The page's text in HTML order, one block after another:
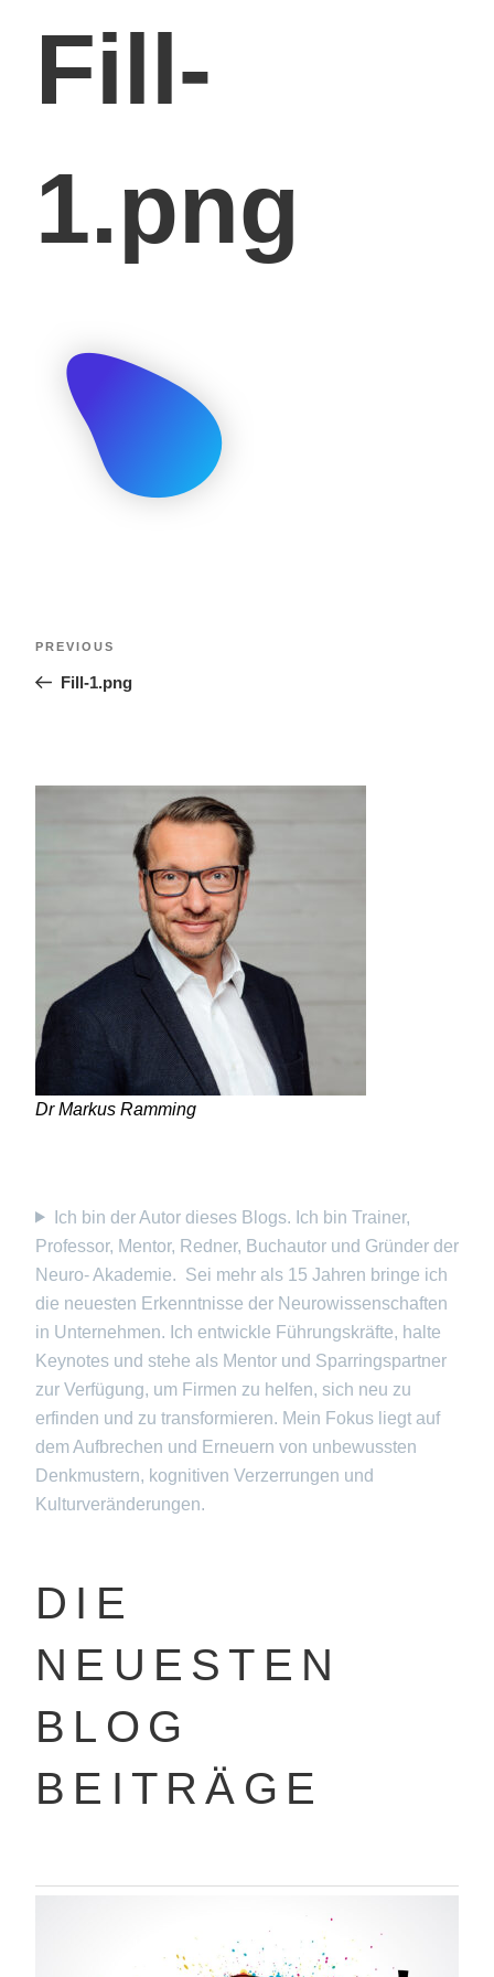
Fill-
1.png
PREVIOUS
Fill-1.png
Dr Markus Ramming
Ich bin der Autor dieses Blogs. Ich bin Trainer,
Professor, Mentor, Redner, Buchautor und Gründer der
Neuro- Akademie. Sei mehr als 15 Jahren bringe ich
die neuesten Erkenntnisse der Neurowissenschaften
in Unternehmen. Ich entwickle Führungskräfte, halte
Keynotes und stehe als Mentor und Sparringspartner
zur Verfügung, um Firmen zu helfen, sich neu zu
erfinden und zu transformieren. Mein Fokus liegt auf
dem Aufbrechen und Erneuern von unbewussten
Denkmustern, kognitiven Verzerrungen und
Kulturveränderungen.
DIE
NEUESTEN
BLOG
BEITRÄGE